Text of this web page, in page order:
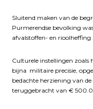
Sluitend maken van de
Purmerendse bevolking
afvalstoffen- en
Culturele instellingen zoals
bijna militaire precisie,
bedachte herziening van
teruggebracht van €